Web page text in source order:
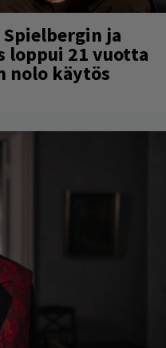
Spielbergin ja
loppui 21 vuotta
nolo käytös